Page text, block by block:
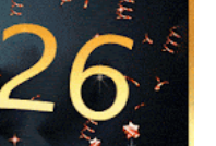
y Transparentes en